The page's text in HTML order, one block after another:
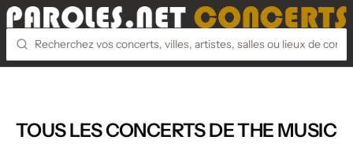
TOUS LES CONCERTS DE THE MUSIC